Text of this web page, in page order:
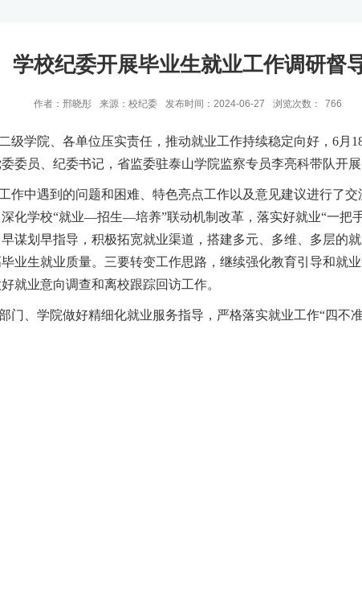
学校纪委开展毕业生就业工作调研督
作者：邢晓彤 来源：校纪委 发布时间：2024-06-27 浏览次数： 766
级学院、各单位压实责任，推动就业工作持续稳定向好，6
委员、纪委书记，省监委驻泰山学院监察专员李亮科带队开展
作中遇到的问题和困难、特色亮点工作以及意见建议进行了
化学校“就业—招生—培养”联动机制改革，落实好就业“一把
谋划早指导，积极拓宽就业渠道，搭建多元、多维、多层的
业生就业质量。三要转变工作思路，继续强化教育引导和就
就业意向调查和离校跟踪回访工作。
门、学院做好精细化就业服务指导，严格落实就业工作“四不